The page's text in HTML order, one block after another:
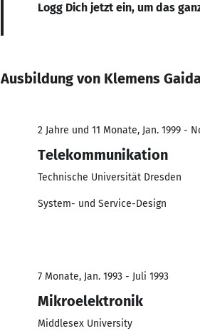
Logg Dich jetzt ein, um das
Ausbildung von Klemens
2 Jahre und 11 Monate, Jan. 1999 -
Telekommunikation
Technische Universität Dresden
System- und Service-Design
7 Monate, Jan. 1993 - Juli 1993
Mikroelektronik
Middlesex University